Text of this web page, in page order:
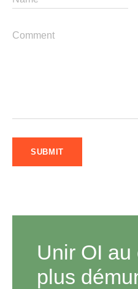
Unir OI au
plus